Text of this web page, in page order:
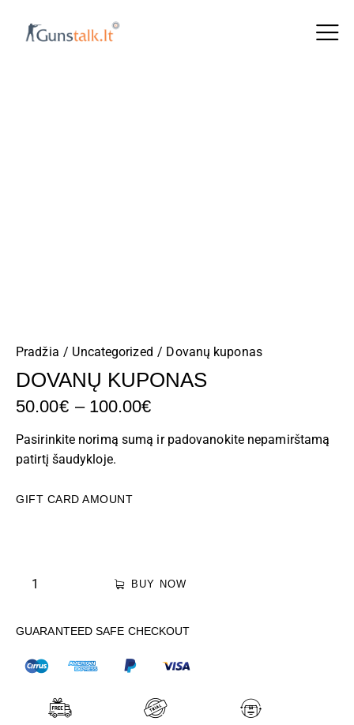
Pradžia Uncategorized Dovanų kuponas
DOVANŲ KUPONAS
50.00€ – 100.00€
Pasirinkite norimą sumą ir padovanokite nepamirštamą
patirtį šaudykloje.
GIFT CARD AMOUNT
BUY NOW
GUARANTEED SAFE CHECKOUT